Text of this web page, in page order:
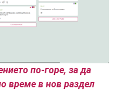
по-горе, за да
време в нов раздел